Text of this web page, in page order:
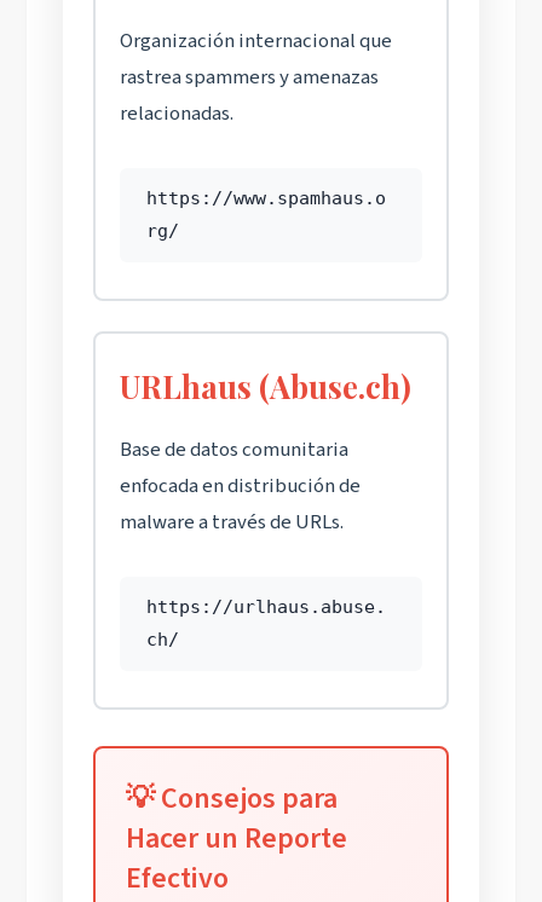
Organización internacional que
rastrea spammers y amenazas
relacionadas.
https://www.spamhaus.o
rg/
URLhaus (Abuse.ch)
Base de datos comunitaria
enfocada en distribución de
malware a través de URLs.
https://urlhaus.abuse.
ch/
💡 Consejos para
Hacer un Reporte
Efectivo